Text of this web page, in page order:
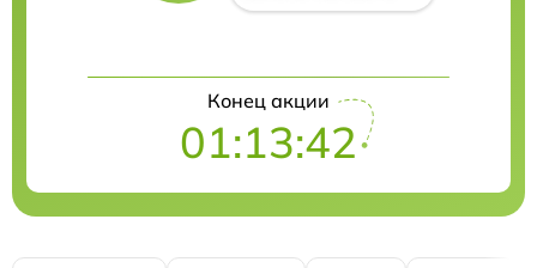
Конец акции
01:13:41